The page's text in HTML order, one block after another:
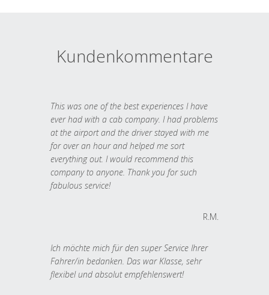
Kundenkommentare
This was one of the best experiences I have
ever had with a cab company. I had problems
at the airport and the driver stayed with me
for over an hour and helped me sort
everything out. I would recommend this
company to anyone. Thank you for such
fabulous service!
R.M.
Ich möchte mich für den super Service Ihrer
Fahrer/in bedanken. Das war Klasse, sehr
flexibel und absolut empfehlenswert!